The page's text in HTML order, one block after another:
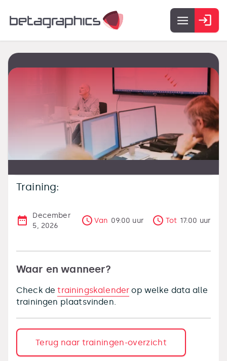
Training:
December
5, 2026
Van 09:00 uur Tot 17:00 uur
Waar en wanneer?
Check detrainingskalender op welke data alle
trainingen plaatsvinden.
Terug naar trainingen-overzicht